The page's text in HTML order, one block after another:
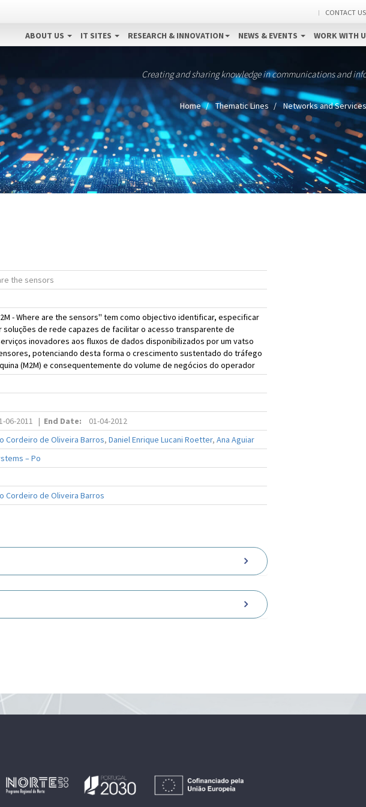
CONTACT US
ABOUT US IT SITES RESEARCH & INNOVATION NEWS & EVENTS WORK WITH
Creating and sharing knowledge in communications and
Home Thematic Lines Networks and Services
the sensors
- Where are the sensors'' tem como objectivo identificar, especificar
soluções de rede capazes de facilitar o acesso transparente de
inovadores aos fluxos de dados disponibilizados por um vatso
potenciando desta forma o crescimento sustentado do tráfego
(M2M) e consequentemente do volume de negócios do operador
06-2011 | End Date:
01-04-2012
Cordeiro de Oliveira Barros, Daniel Enrique Lucani Roetter, Ana Aguiar
– Po
Cordeiro de Oliveira Barros